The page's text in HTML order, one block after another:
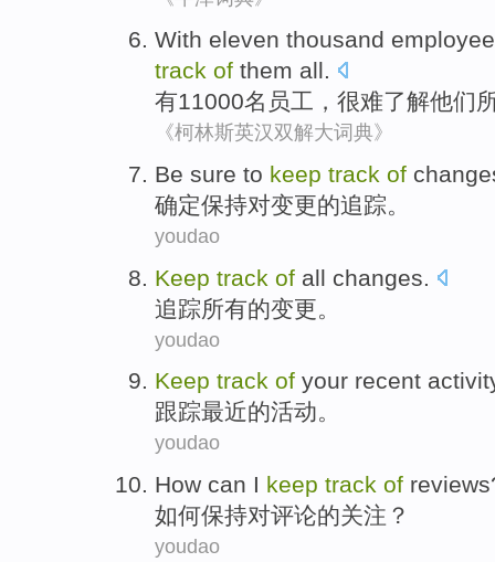
With eleven thousand
track of them all.
有11000名员工 ， 很难了解他们
《柯林斯英汉双解大词典》
Be sure to keep track of
确定保持对变更的追踪。
youdao
Keep track of all changes
追踪所有的变更 。
youdao
Keep track of your recent
跟踪最近的活动。
youdao
How can I keep track of reviews
如何保持对评论的关注 ？
youdao